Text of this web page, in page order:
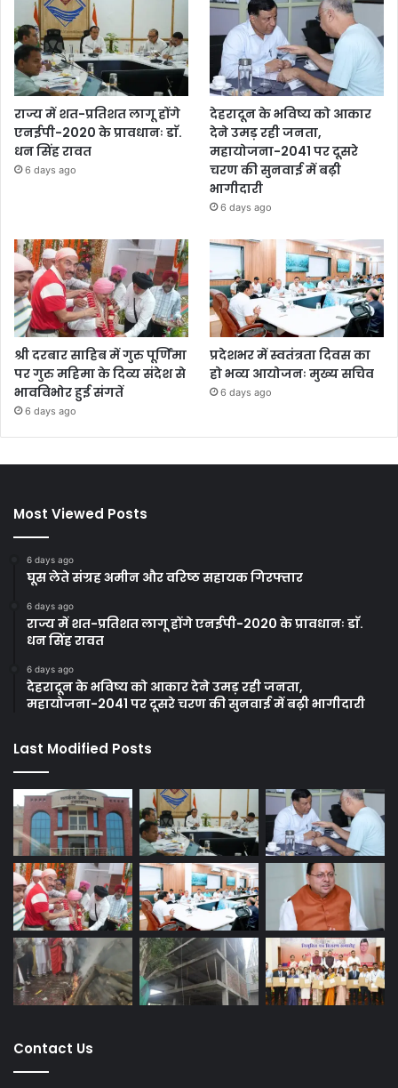
राज्य में शत-प्रतिशत लागू होंगे
एनईपी-2020 के प्रावधानः डाॅ.
धन सिंह रावत
6 days ago
देहरादून के भविष्य को आकार
देने उमड़ रही जनता,
महायोजना-2041 पर दूसरे
चरण की सुनवाई में बढ़ी
भागीदारी
6 days ago
श्री दरबार साहिब में गुरु पूर्णिमा
पर गुरु महिमा के दिव्य संदेश से
भावविभोर हुई संगतें
6 days ago
प्रदेशभर में स्वतंत्रता दिवस का
हो भव्य आयोजनः मुख्य सचिव
6 days ago
Most Viewed Posts
6 days ago
घूस लेते संग्रह अमीन और वरिष्ठ सहायक गिरफ्तार
6 days ago
राज्य में शत-प्रतिशत लागू होंगे एनईपी-2020 के प्रावधानः डाॅ.
धन सिंह रावत
6 days ago
देहरादून के भविष्य को आकार देने उमड़ रही जनता,
महायोजना-2041 पर दूसरे चरण की सुनवाई में बढ़ी भागीदारी
Last Modified Posts
Contact Us